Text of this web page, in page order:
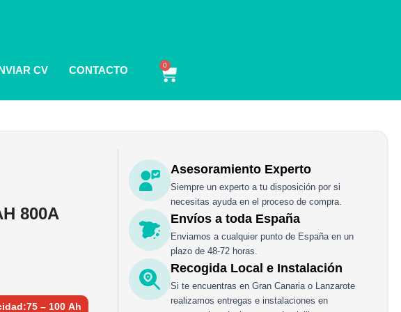
CV CONTACTO 0
Carrito
800A
– 100 Ah
Asesoramiento Experto
Siempre un experto a tu disposición por si
necesitas ayuda en el proceso de compra.
Envíos a toda España
Enviamos a cualquier punto de España en un
plazo de 48-72 horas.
Recogida Local e Instalación
Si te encuentras en Gran Canaria o Lanzarote
realizamos entregas e instalaciones en